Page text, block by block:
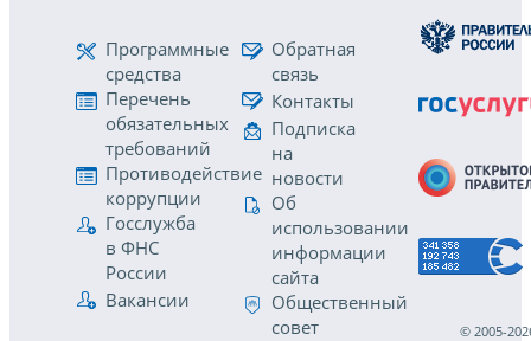
Программные
средства
Перечень
обязательных
требований
Противодействие
коррупции
Госслужба
в ФНС
России
Вакансии
Обратная
связь
Контакты
Подписка
на
новости
Об
использовании
информации
сайта
Общественный
совет
© 2005-